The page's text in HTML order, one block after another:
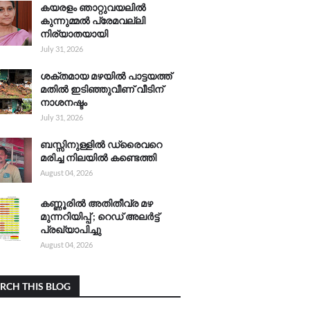
കയരളം ഞാറ്റുവയലിൽ
കുന്നുമ്മൽ പ്രേമവല്ലി
നിര്യാതയായി
July 31, 2026
ശക്തമായ മഴയിൽ പാട്ടയത്ത്
മതിൽ ഇടിഞ്ഞുവീണ് വീടിന്
നാശനഷ്ടം
July 31, 2026
ബസ്സിനുള്ളിൽ ഡ്രൈവറെ
മരിച്ച നിലയിൽ കണ്ടെത്തി
August 04, 2026
കണ്ണൂരിൽ അതിതീവ്ര മഴ
മുന്നറിയിപ്പ് ; റെഡ് അലർട്ട്
പ്രഖ്യാപിച്ചു
August 04, 2026
THIS BLOG